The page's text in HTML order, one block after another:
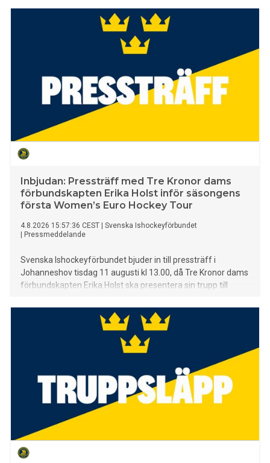
Inbjudan: Pressträff med Tre Kronor dams
förbundskapten Erika Holst inför säsongens
första Women’s Euro Hockey Tour
4.8.2026 15:57:36 CEST
Svenska Ishockeyförbundet
Pressmeddelande
Svenska Ishockeyförbundet bjuder in till pressträff i
Johanneshov tisdag 11 augusti kl 13.00, då Tre Kronor dams
förbundskapten Erika Holst ska presentera sin trupp till